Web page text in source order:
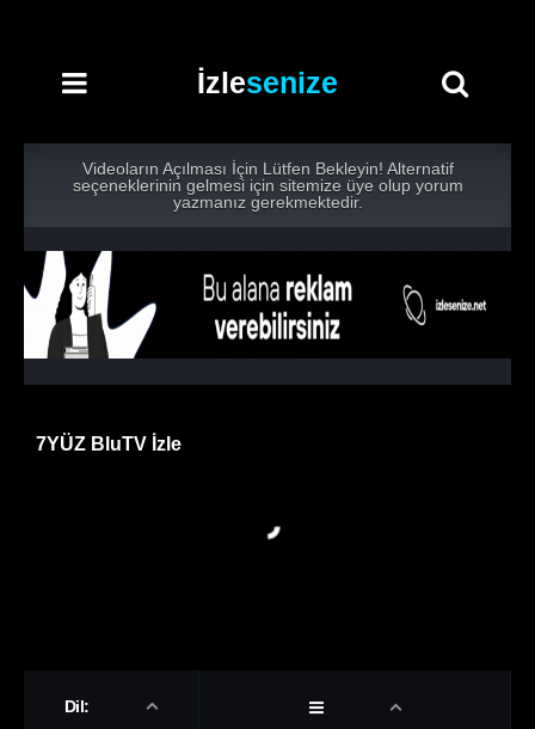
İzlesenize
Videoların Açılması İçin Lütfen Bekleyin! Alternatif
seçeneklerinin gelmesi için sitemize üye olup yorum
yazmanız gerekmektedir.
7YÜZ BluTV İzle
Dil: